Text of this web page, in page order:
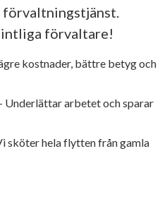
förvaltningstjänst.
förvaltare!
kostnader, bättre betyg och
Underlättar arbetet och sparar
sköter hela flytten från gamla